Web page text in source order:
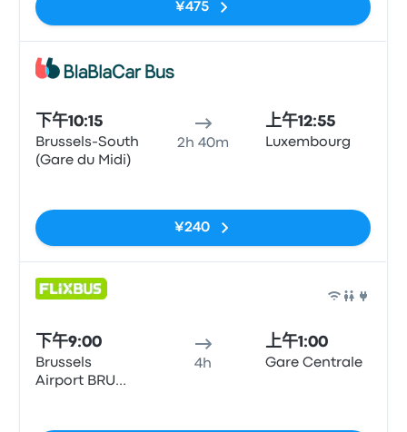
¥475
下午10:15
Brussels-South
(Gare du Midi)
2h 40m
上午12:55
Luxembourg
¥240
下午9:00
Brussels
Airport BRU
4h
上午1:00
Gare Centrale